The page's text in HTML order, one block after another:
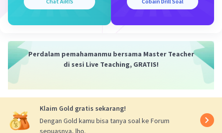
a - 2b
= -12 + 28
Beri rating ya kalau benar
Semoga bermanfaat
Perdalam pemahamanmu bersama Master Teacher
di sesi Live Teaching, GRATIS!
Klaim Gold gratis sekarang!
Dengan Gold kamu bisa tanya soal ke Forum
sepuasnya, lho.